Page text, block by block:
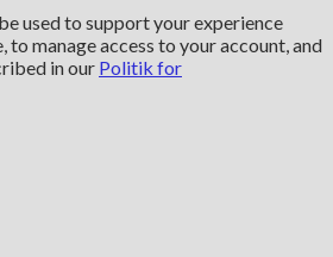
used to support your experience
manage access to your account, and
in our Politik for